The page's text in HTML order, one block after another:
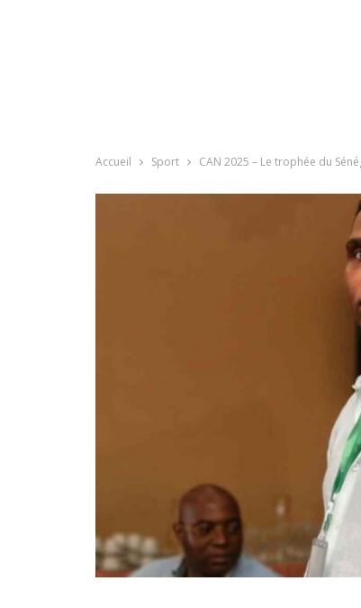
Accueil Sport CAN 2025 – Le trophée du